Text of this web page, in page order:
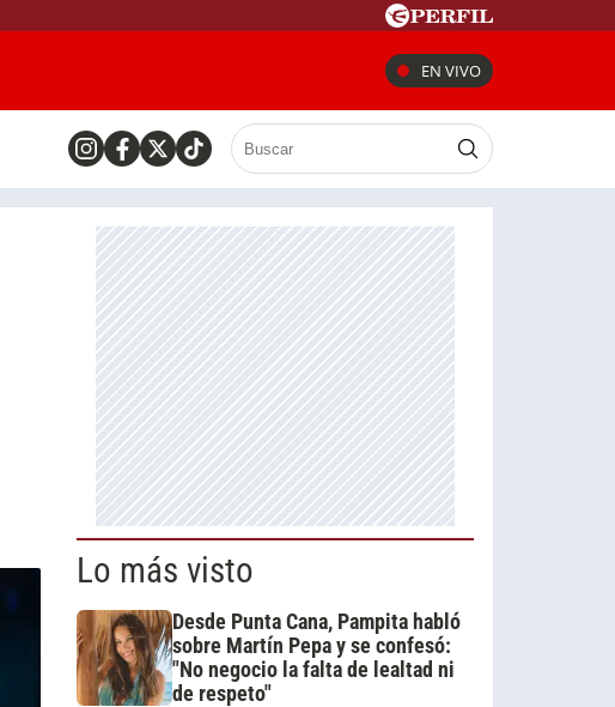
EN VIVO
Lo más visto
Desde Punta Cana, Pampita habló
sobre Martín Pepa y se confesó:
"No negocio la falta de lealtad ni
de respeto"